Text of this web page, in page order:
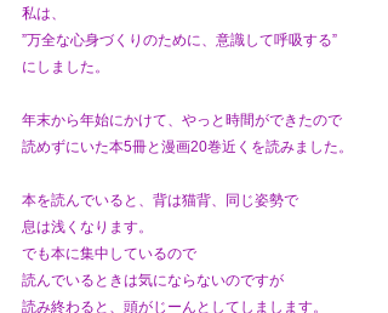
私は、
”万全な心身づくりのために、意識して呼吸する”
にしました。
年末から年始にかけて、やっと時間ができたので
読めずにいた本5冊と漫画20巻近くを読みました。
本を読んでいると、背は猫背、同じ姿勢で
息は浅くなります。
でも本に集中しているので
読んでいるときは気にならないのですが
読み終わると、頭がじーんとしてしまします。